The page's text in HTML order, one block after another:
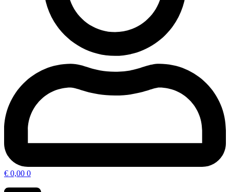
€ 0,00 0